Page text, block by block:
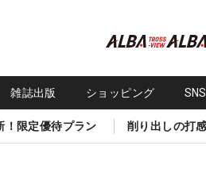
雑誌出版 ショッピング
！限定優待プラン 削り出しの打